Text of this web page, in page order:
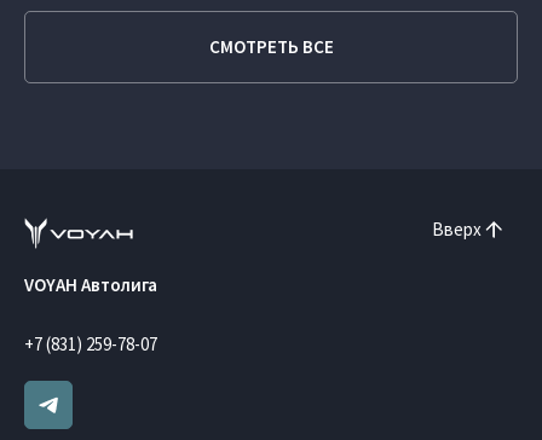
СМОТРЕТЬ ВСЕ
Вверх
VOYAH Автолига
+7 (831) 259-78-07